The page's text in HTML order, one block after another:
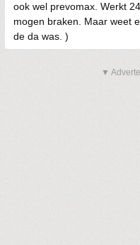
ook wel prevomax. Werkt
mogen braken. Maar weet
de da was. )
▼